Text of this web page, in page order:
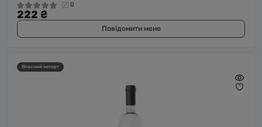
0
222 ₴
Повідомити мене
Власний імпорт